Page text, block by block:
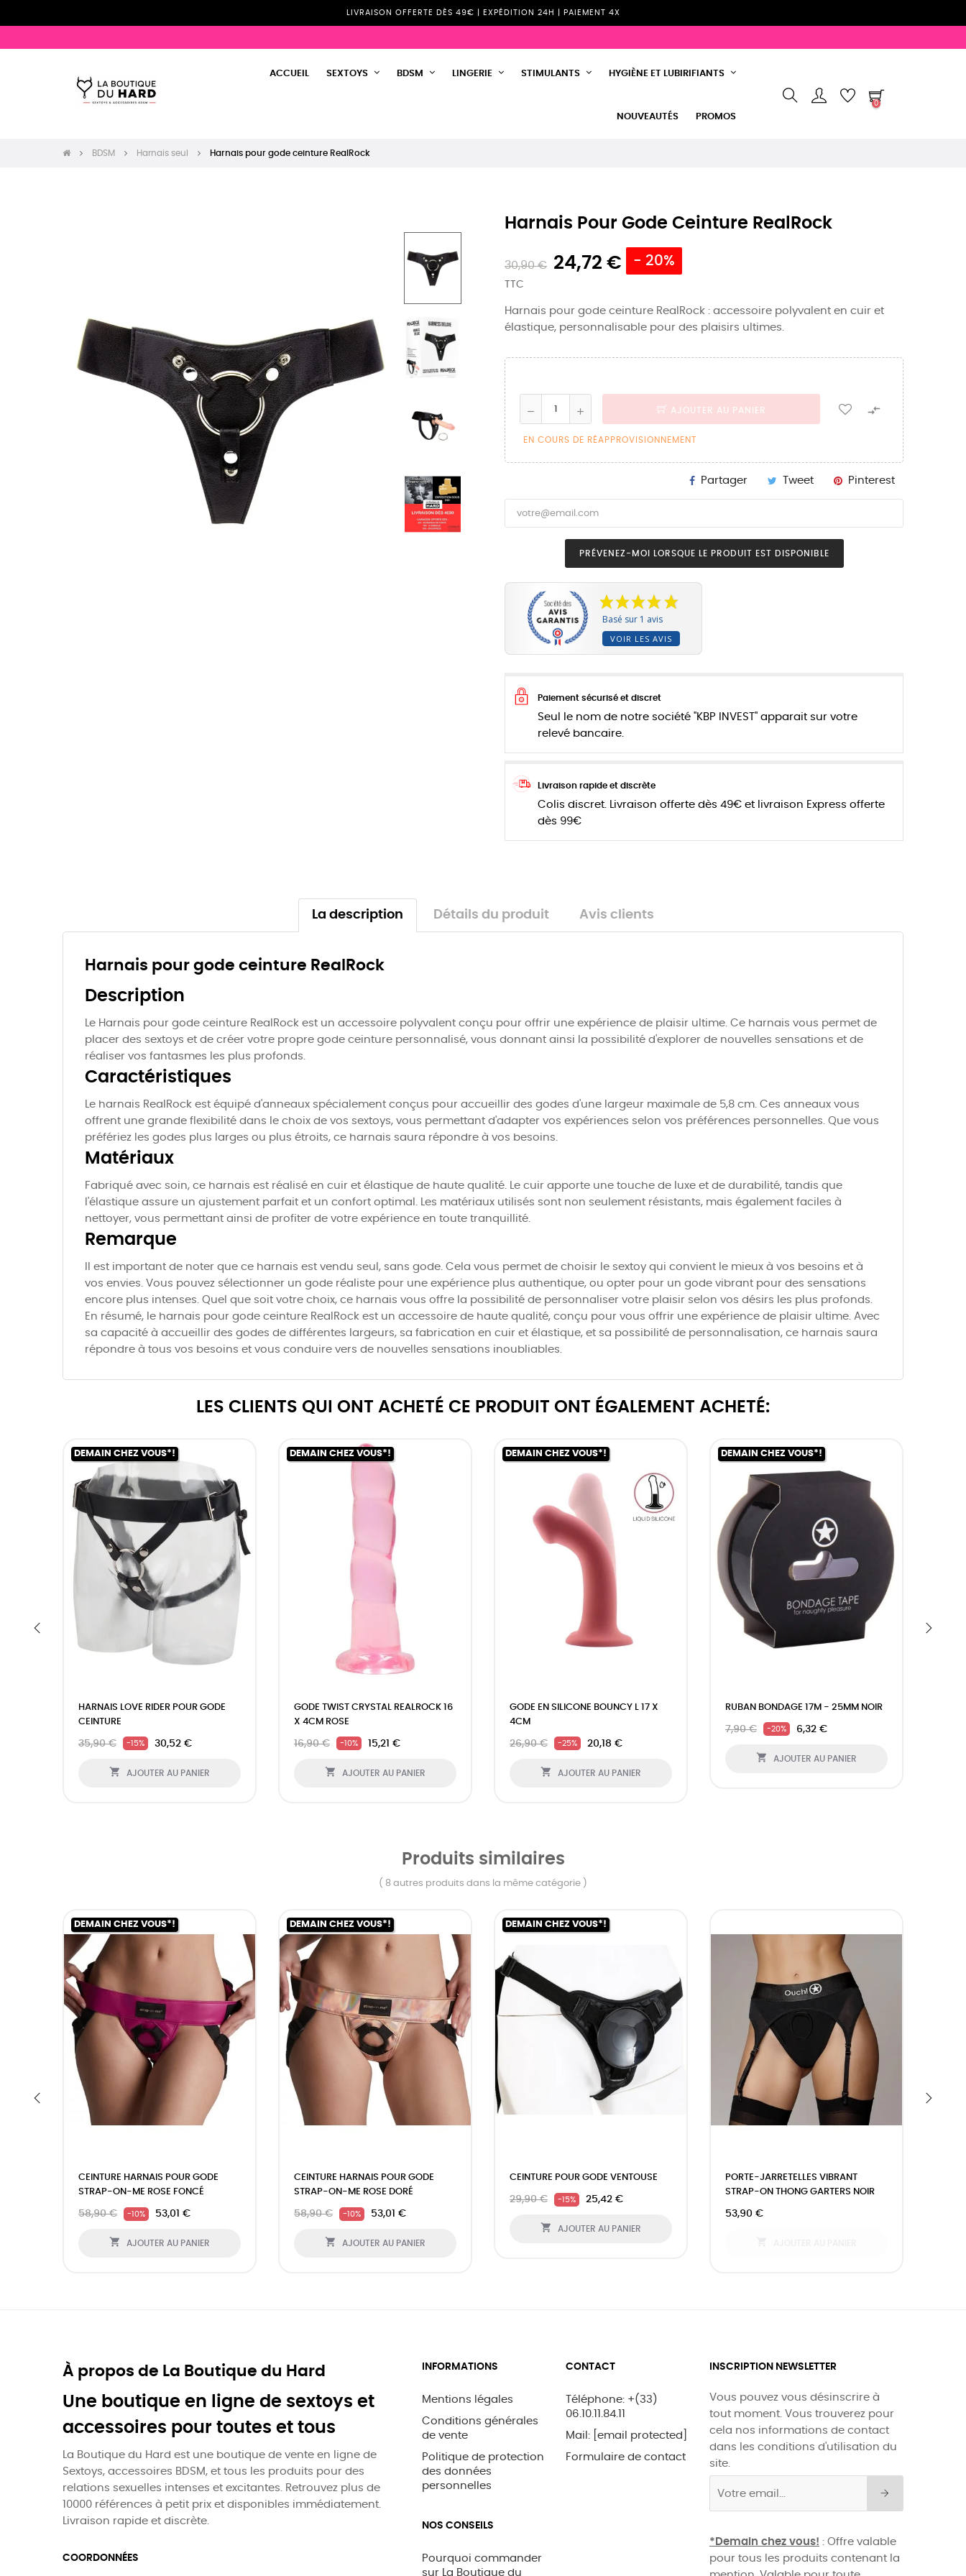
LIVRAISON OFFERTE DÈS 49€ | EXPÉDITION 24H | PAIEMENT 4X
ACCUEIL SEXTOYS BDSM LINGERIE STIMULANTS HYGIÈNE ET LUBIRIFIANTS
NOUVEAUTÉS PROMOS
0
BDSM Harnais seul Harnais pour gode ceinture RealRock
Harnais Pour Gode Ceinture RealRock
30,90 € 24,72 € - 20%
TTC
Harnais pour gode ceinture RealRock : accessoire polyvalent en cuir et
élastique, personnalisable pour des plaisirs ultimes.
AJOUTER AU PANIER 
EN COURS DE RÉAPPROVISIONNEMENT
Partager Tweet Pinterest
PRÉVENEZ-MOI LORSQUE LE PRODUIT EST DISPONIBLE
Basé sur 1 avis
VOIR LES AVIS
Paiement sécurisé et discret
Seul le nom de notre société "KBP INVEST" apparait sur votre
relevé bancaire.
Livraison rapide et discrète
Colis discret. Livraison offerte dès 49€ et livraison Express offerte
dès 99€
La description Détails du produit Avis clients
Harnais pour gode ceinture RealRock
Description
Le Harnais pour gode ceinture RealRock est un accessoire polyvalent conçu pour offrir une expérience de plaisir ultime. Ce harnais vous permet de
placer des sextoys et de créer votre propre gode ceinture personnalisé, vous donnant ainsi la possibilité d'explorer de nouvelles sensations et de
réaliser vos fantasmes les plus profonds.
Caractéristiques
Le harnais RealRock est équipé d'anneaux spécialement conçus pour accueillir des godes d'une largeur maximale de 5,8 cm. Ces anneaux vous
offrent une grande flexibilité dans le choix de vos sextoys, vous permettant d'adapter vos expériences selon vos préférences personnelles. Que vous
préfériez les godes plus larges ou plus étroits, ce harnais saura répondre à vos besoins.
Matériaux
Fabriqué avec soin, ce harnais est réalisé en cuir et élastique de haute qualité. Le cuir apporte une touche de luxe et de durabilité, tandis que
l'élastique assure un ajustement parfait et un confort optimal. Les matériaux utilisés sont non seulement résistants, mais également faciles à
nettoyer, vous permettant ainsi de profiter de votre expérience en toute tranquillité.
Remarque
Il est important de noter que ce harnais est vendu seul, sans gode. Cela vous permet de choisir le sextoy qui convient le mieux à vos besoins et à
vos envies. Vous pouvez sélectionner un gode réaliste pour une expérience plus authentique, ou opter pour un gode vibrant pour des sensations
encore plus intenses. Quel que soit votre choix, ce harnais vous offre la possibilité de personnaliser votre plaisir selon vos désirs les plus profonds.
En résumé, le harnais pour gode ceinture RealRock est un accessoire de haute qualité, conçu pour vous offrir une expérience de plaisir ultime. Avec
sa capacité à accueillir des godes de différentes largeurs, sa fabrication en cuir et élastique, et sa possibilité de personnalisation, ce harnais saura
répondre à tous vos besoins et vous conduire vers de nouvelles sensations inoubliables.
LES CLIENTS QUI ONT ACHETÉ CE PRODUIT ONT ÉGALEMENT ACHETÉ:
DEMAIN CHEZ VOUS*!
HARNAIS LOVE RIDER POUR GODE
CEINTURE
35,90 € -15% 30,52 €
 AJOUTER AU PANIER
DEMAIN CHEZ VOUS*!
GODE TWIST CRYSTAL REALROCK 16
X 4CM ROSE
16,90 € -10% 15,21 €
 AJOUTER AU PANIER
DEMAIN CHEZ VOUS*!
GODE EN SILICONE BOUNCY L 17 X
4CM
26,90 € -25% 20,18 €
 AJOUTER AU PANIER
DEMAIN CHEZ VOUS*!
RUBAN BONDAGE 17M - 25MM NOIR
7,90 € -20% 6,32 €
 AJOUTER AU PANIER
Produits similaires
( 8 autres produits dans la même catégorie )
DEMAIN CHEZ VOUS*!
CEINTURE HARNAIS POUR GODE
STRAP-ON-ME ROSE FONCÉ
58,90 € -10% 53,01 €
 AJOUTER AU PANIER
DEMAIN CHEZ VOUS*!
CEINTURE HARNAIS POUR GODE
STRAP-ON-ME ROSE DORÉ
58,90 € -10% 53,01 €
 AJOUTER AU PANIER
DEMAIN CHEZ VOUS*!
CEINTURE POUR GODE VENTOUSE
29,90 € -15% 25,42 €
 AJOUTER AU PANIER
PORTE-JARRETELLES VIBRANT
STRAP-ON THONG GARTERS NOIR
53,90 €
À propos de La Boutique du Hard
Une boutique en ligne de sextoys et
accessoires pour toutes et tous
La Boutique du Hard est une boutique de vente en ligne de
Sextoys, accessoires BDSM, et tous les produits pour des
relations sexuelles intenses et excitantes. Retrouvez plus de
10000 références à petit prix et disponibles immédiatement.
Livraison rapide et discrète.
COORDONNÉES
INFORMATIONS
Mentions légales
Conditions générales
de vente
Politique de protection
des données
personnelles
NOS CONSEILS
Pourquoi commander
sur La Boutique du
CONTACT
Téléphone: +(33)
06.10.11.84.11
Mail:
[email protected]
Formulaire de contact
INSCRIPTION NEWSLETTER
Vous pouvez vous désinscrire à
tout moment. Vous trouverez pour
cela nos informations de contact
dans les conditions d'utilisation du
site.
*Demain chez vous! : Offre valable
pour tous les produits contenant la